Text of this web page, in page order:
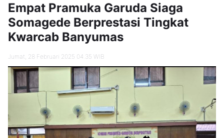
Empat Pramuka Garuda Siaga
Somagede Berprestasi Tingkat
Kwarcab Banyumas
Jumat, 28 Februari 2025 04.35 WIB